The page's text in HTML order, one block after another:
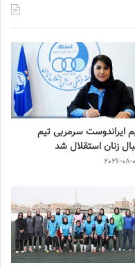
ایراندوست سرمربی تیم
زنان استقلال شد
2026-08-